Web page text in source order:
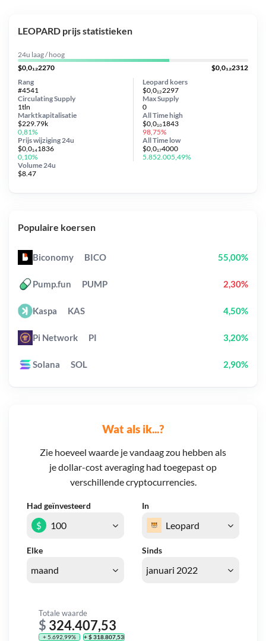
Wat als ik...?
Zie hoeveel waarde je vandaag zou hebben als
je dollar-cost averaging had toegepast op
verschillende cryptocurrencies.
Had geïnvesteerd In
Elke Sinds
$
Totale waarde
$ 324.407,53
+ 5.692,99% + $ 318.807,53
LEOPARD prijs statistieken
24u laag / hoog
$0,0₁₂2270
$0,0₁₂2312
Leopard koers
$0,0₁₂2297
Circulating Supply
1tln
Prijs wijziging 24u
$0,0₁₄1836
0,10%
Max Supply
0
Marktkapitalisatie
$229.79k
0,81%
Volume 24u
$8.47
Rang
#4541
All Timehigh
$0,0₁₀1843
98,75%
All Time low
$0,0₁₇4000
5.852.005,49%
Populaire koersen
Biconomy BICO 55,00%
Pump.fun PUMP 2,30%
Kaspa KAS 4,50%
Pi Network PI 3,20%
Solana SOL 2,90%